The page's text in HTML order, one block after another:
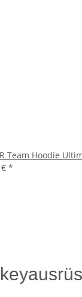
Team Hoodie
*